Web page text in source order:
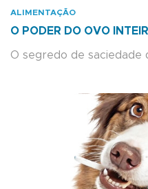
ALIMENTAÇÃO
O PODER DO OVO
O segredo de saciedade